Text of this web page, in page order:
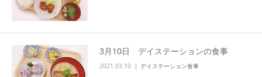
3月10日 デイステーションの食事
2021.03.10 デイステーション食事